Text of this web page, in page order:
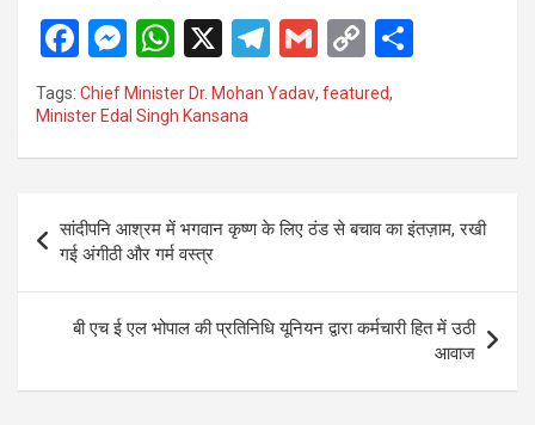
F
a
ce
b
o
k
M
es
se
n
er
W
h
at
s
p
p
X
T
el
gr
m
G
m
C
py
Li
k
e
Tags: Chief Minister Dr. Mohan Yadav, featured,
Minister Edal Singh Kansana
Post
navigation
सांदीपनि आश्रम में भगवान कृष्ण के लिए ठंड से बचाव का इंतज़ाम, रखी
गई अंगीठी और गर्म वस्त्र
बी एच ई एल भोपाल की प्रतिनिधि यूनियन द्वारा कर्मचारी हित में उठी
आवाज